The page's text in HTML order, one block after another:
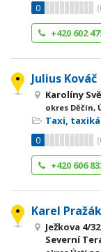
0
(
+420 602
Julius Kováč
Karolíny
okres Děčín,
Taxi,
0
(
+420 606
Karel Pražák
Ježkova 4/
Severní